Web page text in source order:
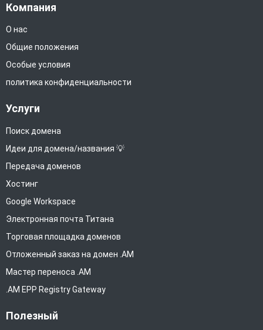
Компания
О нас
Общие положения
Особые условия
политика конфиденциальности
Услуги
Поиск домена
Идеи для домена/названия 💡
Передача доменов
Хостинг
Google Workspace
Электронная почта Титана
Торговая площадка доменов
Отложенный заказ на домен .AM
Мастер переноса .AM
.AM EPP Registry Gateway
Полезный